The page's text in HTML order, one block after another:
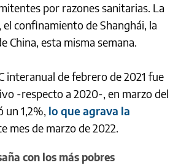
por razones sanitarias. La
confinamiento de Shanghái, la
China, esta misma semana.
interanual de febrero de 2021 fue
-respecto a 2020-, en marzo del
un 1,2%, lo que agrava la
mes de marzo de 2022.
con los más pobres